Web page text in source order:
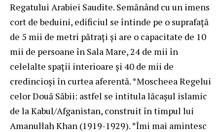
Regatului Arabiei Saudite. Semănând cu un imens
cort de beduini, edificiul se întinde pe o suprafaţă
de 5 mii de metri pătraţi şi are o capacitate de 10
mii de persoane în Sala Mare, 24 de mii în
celelalte spaţii interioare şi 40 de mii de
credincioşi în curtea aferentă. *Moscheea Regelui
celor Două Săbii: astfel se intitula lăcaşul islamic
de la Kabul/Afganistan, construit în timpul lui
Amanullah Khan (1919-1929). *Îmi mai amintesc